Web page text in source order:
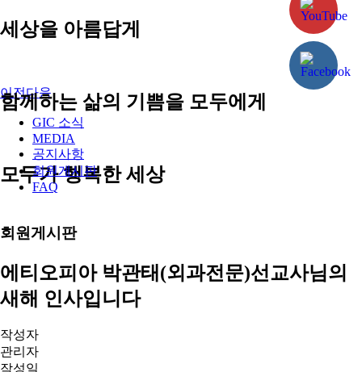
세상을 아름답게
함께하는 삶의 기쁨을 모두에게
모두가 행복한 세상
이전다음
GIC 소식
MEDIA
공지사항
회원게시판
FAQ
회원게시판
에티오피아 박관태(외과전문)선교사님의
새해 인사입니다
작성자
관리자
작성일